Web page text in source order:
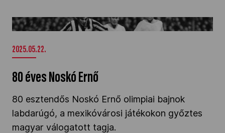
80 éves Noskó Ernő" />
2025.05.22.
80 éves Noskó Ernő
80 esztendős Noskó Ernő olimpiai bajnok
labdarúgó, a mexikóvárosi játékokon győztes
magyar válogatott tagja.